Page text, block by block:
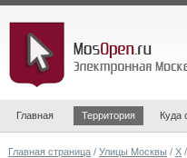
Главная Территория Куда
Главная страница / Улицы Москвы / Х /